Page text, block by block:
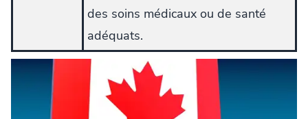
des soins médicaux ou de santé
adéquats.